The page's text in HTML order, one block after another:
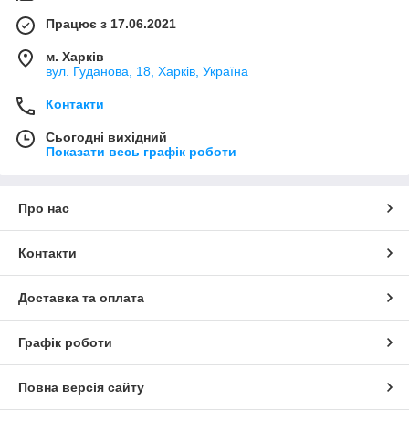
Працює з 17.06.2021
м. Харків
вул. Гуданова, 18, Харків, Україна
Контакти
Сьогодні вихідний
Показати весь графік роботи
Про нас
Контакти
Доставка та оплата
Графік роботи
Повна версія сайту